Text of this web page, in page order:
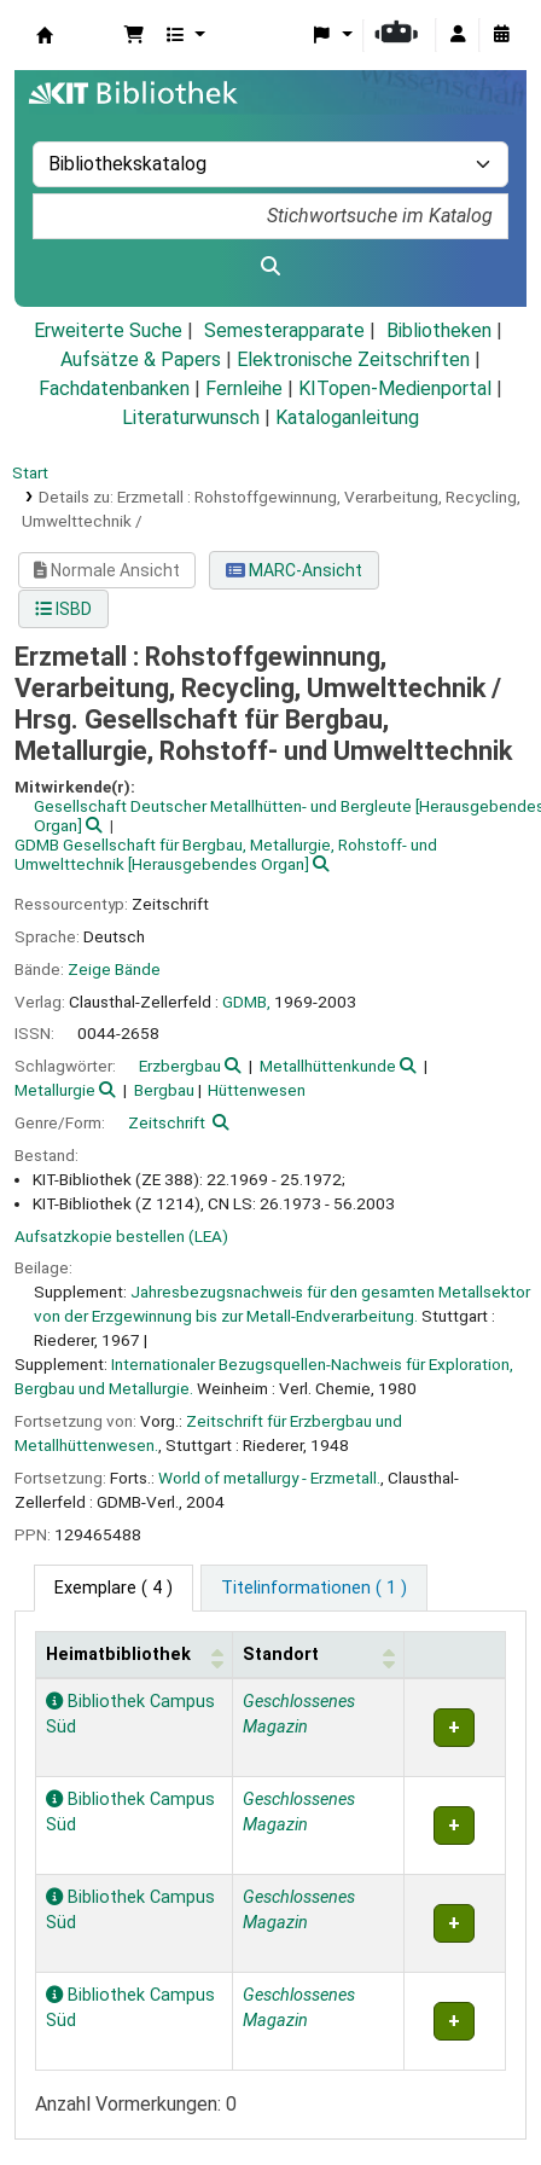
Erweiterte Suche Semesterapparate
Bibliotheken
Aufsätze & Papers
Elektronische Zeitschriften
Fachdatenbanken
Fernleihe KITopen-Medienportal
Literaturwunsch
Kataloganleitung
Start
Details zu: Erzmetall : Rohstoffgewinnung, Verarbeitung, Recycling,
Umwelttechnik /
Normale Ansicht
MARC-Ansicht
ISBD
Erzmetall : Rohstoffgewinnung,
Verarbeitung, Recycling, Umwelttechnik /
Hrsg. Gesellschaft für Bergbau,
Metallurgie, Rohstoff- und Umwelttechnik
Mitwirkende(r):
Gesellschaft Deutscher Metallhütten- und Bergleute
Organ]
GDMB Gesellschaft für Bergbau, Metallurgie, Rohstoff- und
Umwelttechnik [Herausgebendes Organ]
Ressourcentyp: Zeitschrift
Sprache: Deutsch
Bände: Zeige Bände
Verlag: Clausthal-Zellerfeld : GDMB, 1969-2003
ISSN:
0044-2658
Schlagwörter:
Erzbergbau
Metallhüttenkunde
Metallurgie
Bergbau
Hüttenwesen
Genre/Form:
Zeitschrift
Bestand:
KIT-Bibliothek (ZE 388): 22.1969 - 25.1972;
KIT-Bibliothek (Z 1214), CN LS: 26.1973 - 56.2003
Aufsatzkopie bestellen (LEA)
Beilage:
Supplement: Jahresbezugsnachweis für den gesamten Metallsektor
von der Erzgewinnung bis zur Metall-Endverarbeitung. Stuttgart :
Riederer, 1967
Supplement: Internationaler Bezugsquellen-Nachweis für Exploration,
Bergbau und Metallurgie. Weinheim : Verl. Chemie, 1980
Fortsetzung von: Vorg.: Zeitschrift für Erzbergbau und
Metallhüttenwesen.
, Stuttgart : Riederer, 1948
Fortsetzung: Forts.: World of metallurgy - Erzmetall.
, Clausthal-
Zellerfeld : GDMB-Verl., 2004
PPN: 129465488
Exemplare ( 4 ) Titelinformationen ( 1 )
Exemplare
Heimatbibliothek Standort
Bibliothek Campus
Süd
Geschlossenes
Magazin
Bibliothek Campus
Süd
Geschlossenes
Magazin
Bibliothek Campus
Süd
Geschlossenes
Magazin
Bibliothek Campus
Süd
Geschlossenes
Magazin
Anzahl Vormerkungen: 0